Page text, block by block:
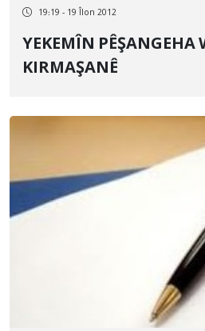
19:19 - 19 Îlon 2012
YEKEMÎN PÊŞANGEHA WÊNEYAN LI
KIRMAŞANÊ